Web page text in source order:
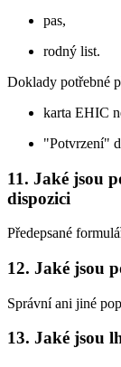
pas,
rodný list.
Doklady potřebné
karta EHIC
"Potvrzení"
11. Jaké jsou
dispozici
Předepsané
12. Jaké jsou
Správní ani jiné
13. Jaké jsou